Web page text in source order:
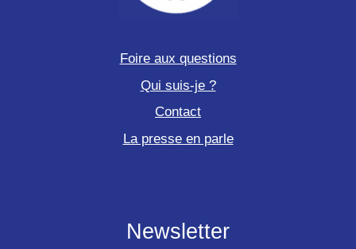
Foire aux questions
Qui suis-je ?
Contact
La presse en parle
Newsletter